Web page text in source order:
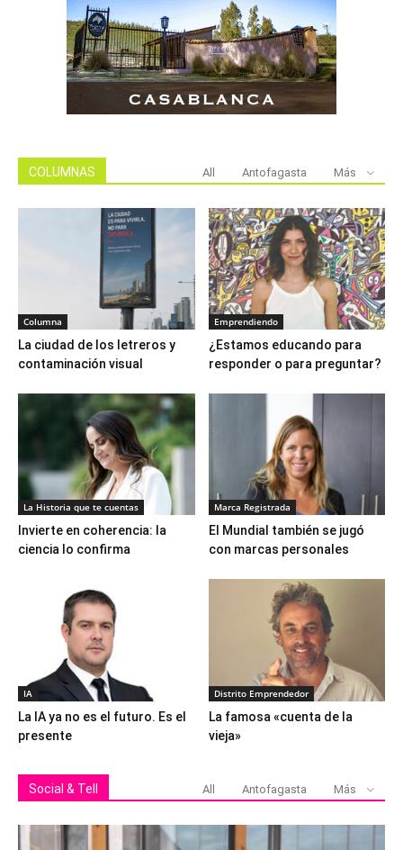
COLUMNAS All Antofagasta Más
Columna
La ciudad de los letreros y
contaminación visual
Emprendiendo
¿Estamos educando para
responder o para preguntar?
La Historia que te cuentas
Invierte en coherencia: la
ciencia lo confirma
Marca Registrada
El Mundial también se jugó
con marcas personales
IA
La IA ya no es el futuro. Es el
presente
Distrito Emprendedor
La famosa «cuenta de la
vieja»
Social & Tell All Antofagasta Más